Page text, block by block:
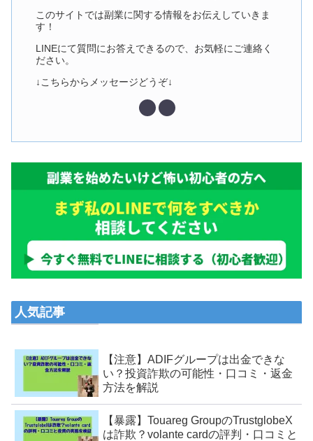
このサイトでは副業に関する情報をお伝えしていきま
す！
LINEにて質問にお答えできるので、お気軽にご連絡く
ださい。
↓こちらからメッセージどうぞ↓
人気記事
【注意】ADIFグループは出金できな
い？投資詐欺の可能性・口コミ・返金
方法を解説
【暴露】Touareg GroupのTrustglobeX
は詐欺？volante cardの評判・口コミと